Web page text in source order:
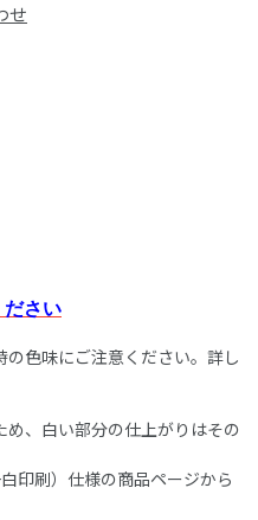
せ
ださい
色味にご注意ください。詳し
、白い部分の仕上がりはその
印刷）仕様の商品ページから